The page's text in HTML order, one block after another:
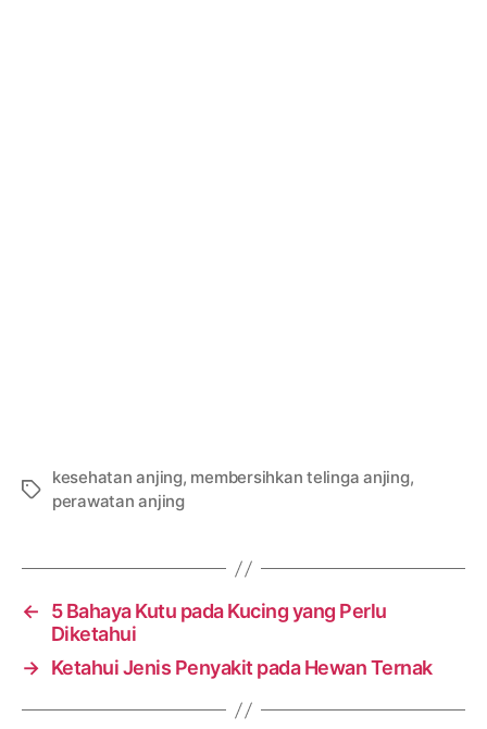
Tags
kesehatan anjing, membersihkan telinga anjing,
perawatan anjing
←
5 Bahaya Kutu pada Kucing yang Perlu
Diketahui
→ Ketahui Jenis Penyakit pada Hewan Ternak